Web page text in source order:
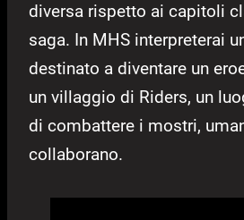
diversa rispetto ai capitoli
saga. In MHS interpreterai
destinato a diventare un
un villaggio di Riders, un
di combattere i mostri,
collaborano.